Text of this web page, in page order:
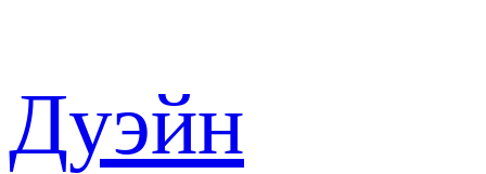
Дуэйн